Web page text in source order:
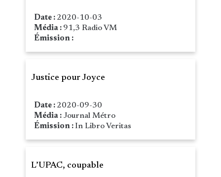
Date : 2020-10-03
Média : 91,3 Radio VM
Émission :
Justice pour Joyce
Date : 2020-09-30
Média : Journal Métro
Émission :In Libro Veritas
L’UPAC, coupable